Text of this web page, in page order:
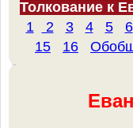
Толкование к
1
2 3 4 5 6
15
16